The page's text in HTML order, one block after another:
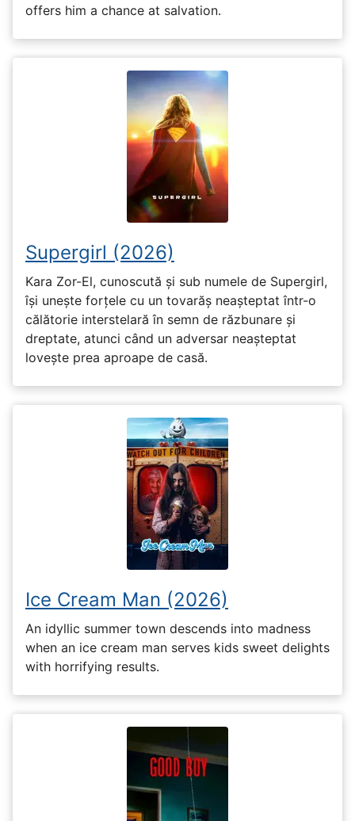
offers him a chance at salvation.
Supergirl (2026)
Kara Zor-El, cunoscută și sub numele de Supergirl,
își unește forțele cu un tovarăș neașteptat într-o
călătorie interstelară în semn de răzbunare și
dreptate, atunci când un adversar neașteptat
lovește prea aproape de casă.
Ice Cream Man (2026)
An idyllic summer town descends into madness
when an ice cream man serves kids sweet delights
with horrifying results.